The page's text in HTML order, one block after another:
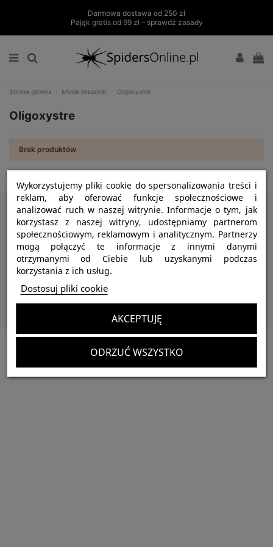
Darmowa dostawa od 250 zł
Pająk gratis od 99 zł – sprawdź zasady
Strona główna Młode ptaszniki Oligoxystre
Oligoxystre
Brak produktów
Informacje
Strefa klienta
Kontakt
Wykorzystujemy pliki cookie do spersonalizowania treści i
reklam, aby oferować funkcje społecznościowe i
analizować ruch w naszej witrynie. Informacje o tym, jak
korzystasz z naszej witryny, udostępniamy partnerom
społecznościowym, reklamowym i analitycznym. Partnerzy
mogą połączyć te informacje z innymi danymi
otrzymanymi od Ciebie lub uzyskanymi podczas
korzystania z ich usług.
Dostosuj pliki cookie
ODRZUĆ WSZYSTKO
AKCEPTUJĘ
Subskrybuj